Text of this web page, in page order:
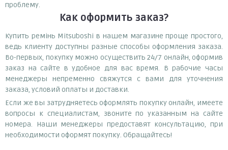
проблему.
Как оформить заказ?
Купить ремінь Mitsuboshi в нашем магазине проще простого,
ведь клиенту доступны разные способы оформления заказа.
Во-первых, покупку можно осуществить 24/7 онлайн, оформив
заказ на сайте в удобное для вас время. В рабочие часы
менеджеры непременно свяжутся с вами для уточнения
заказа, условий оплаты и доставки.
Если же вы затрудняетесь оформлять покупку онлайн, имеете
вопросы к специалистам, звоните по указанным на сайте
номера. Наши менеджеры предоставят консультацию, при
необходимости оформят покупку. Обращайтесь!